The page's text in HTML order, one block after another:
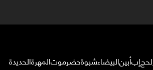
لحجإبأبينالبيضاءشبوةحضرموتالمهرةالحديدة